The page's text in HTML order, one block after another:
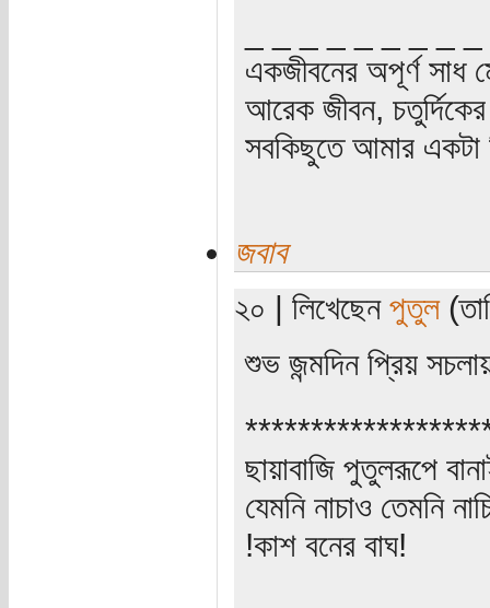
একজীবনের অপূর্ণ সাধ
আরেক জীবন, চতুর্দিকের
সবকিছুতে আমার একটা
জবাব
২০ | লিখেছেন পুতুল
শুভ জন্মদিন প্রিয়
ছায়াবাজি পুতুলরূপে
যেমনি নাচাও তেমনি
!কাশ বনের বাঘ!